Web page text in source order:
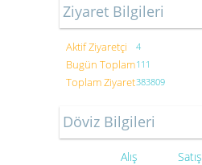
Ziyaret Bilgileri
Aktif Ziyaretçi 4
Bugün Toplam111
Toplam Ziyaret383809
Döviz Bilgileri
Alış
Satış